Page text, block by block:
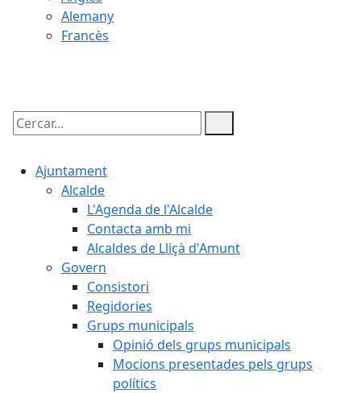
Alemany
Francès
Cercar:
Ajuntament
Alcalde
L'Agenda de l'Alcalde
Contacta amb mi
Alcaldes de Lliçà d'Amunt
Govern
Consistori
Regidories
Grups municipals
Opinió dels grups municipals
Mocions presentades pels grups
polítics